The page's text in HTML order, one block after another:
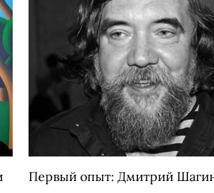
Первый опыт: Дмитрий